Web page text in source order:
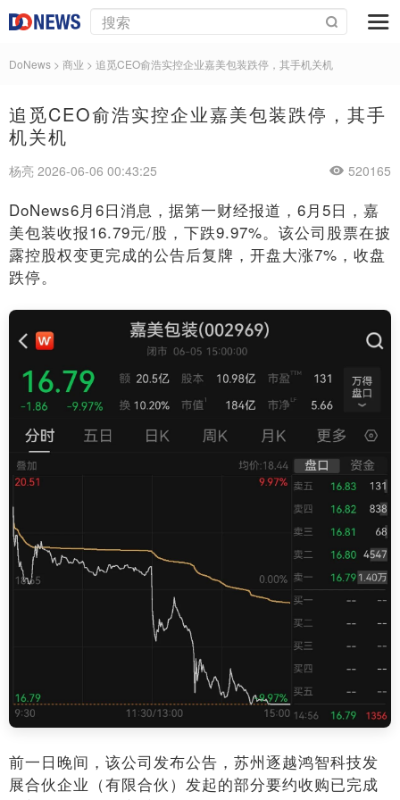
DoNews > 商业 > 追觅CEO俞浩实控企业嘉美包装跌停，其手机关机
追觅CEO俞浩实控企业嘉美包装跌停，其手
机关机
杨亮 2026-06-06 00:43:25 520165
DoNews6月6日消息，据第一财经报道，6月5日，嘉
美包装收报16.79元/股，下跌9.97%。该公司股票在披
露控股权变更完成的公告后复牌，开盘大涨7%，收盘
跌停。
前一日晚间，该公司发布公告，苏州逐越鸿智科技发
展合伙企业（有限合伙）发起的部分要约收购已完成